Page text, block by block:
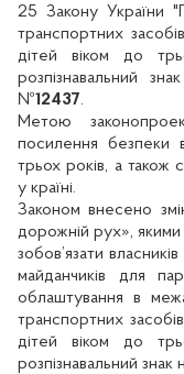
25 Закону України
транспортних
дітей віком до
розпізнавальний
№12437.
Метою
посилення безпеки
трьох років, а також
у країні.
Законом внесено
дорожній рух»,
зобов’язати
майданчиків для
облаштування в
транспортних
дітей віком до
розпізнавальний